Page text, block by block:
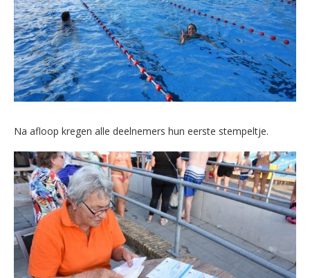
Na afloop kregen alle deelnemers hun eerste stempeltje.